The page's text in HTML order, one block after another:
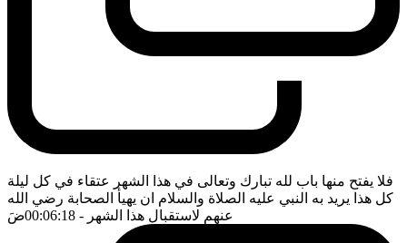
فلا يفتح منها باب لله تبارك وتعالى في هذا الشهر عتقاء في كل ليلة
كل هذا يريد به النبي عليه الصلاة والسلام ان يهيأ الصحابة رضي الله
عنهم لاستقبال هذا الشهر - 00:06:18 ضَ